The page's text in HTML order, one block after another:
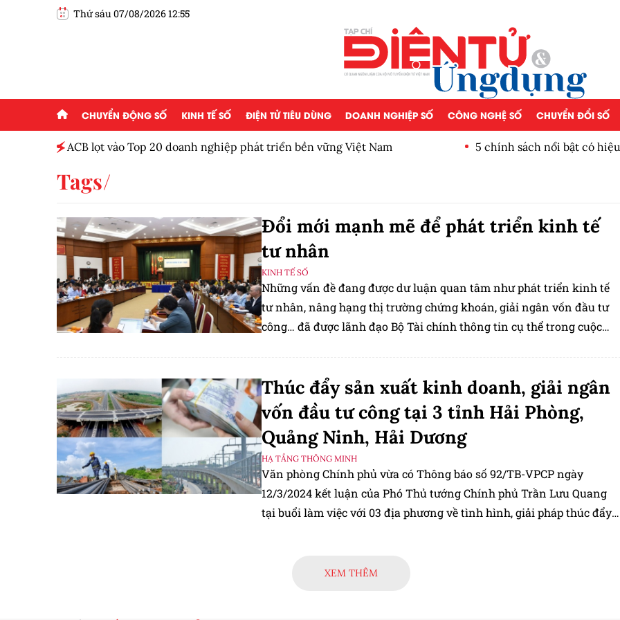
Thứ sáu 07/08/2026 12:55
CHUYỂN ĐỘNG SỐ KINH TẾ SỐ ĐIỆN TỬ TIÊU DÙNG DOANH NGHIỆP SỐ CÔNG NGHỆ SỐ CHUYỂN ĐỔI SỐ
ACB lọt vào Top 20 doanh nghiệp phát triển bền vững Việt Nam 5 chính sách nổi bật có
Tags
Đổi mới mạnh mẽ để phát triển kinh tế
tư nhân
KINH TẾ SỐ
Những vấn đề đang được dư luận quan tâm như phát triển kinh tế
tư nhân, nâng hạng thị trường chứng khoán, giải ngân vốn đầu tư
công… đã được lãnh đạo Bộ Tài chính thông tin cụ thể trong cuộc
Thúc đẩy sản xuất kinh doanh, giải ngân
vốn đầu tư công tại 3 tỉnh Hải Phòng,
Quảng Ninh, Hải Dương
HẠ TẦNG THÔNG MINH
Văn phòng Chính phủ vừa có Thông báo số 92/TB-VPCP ngày
12/3/2024 kết luận của Phó Thủ tướng Chính phủ Trần Lưu Quang
tại buổi làm việc với 03 địa phương về tình hình, giải pháp thúc đẩy
XEM THÊM